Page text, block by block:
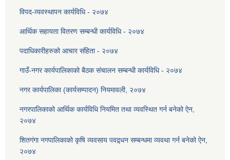
विपद-व्यवस्थापन कार्यविधि - २०७४
आर्थिक सहायता वितरण सम्बन्धी कार्यविधि - २०७४
पदाधिकारीहरुको आचार संहिता - २०७४
गाउँ-नगर कार्यपालिकाको बैठक संचालन सम्बन्धी कार्यविधि - २०७४
नगर कार्यपालिका (कार्यसम्पादन) नियमावली, २०७४
नगरपालिकाको आर्थिक कार्यविधि नियमित तथा व्यवस्थित गर्न बनेको ऐन,
२०७४
शितगंगा नगपालिकाको कृषि व्यवसाय पवद्र्धन सम्बन्धमा व्यवथा गर्न बनेको ऐन,
२०७४